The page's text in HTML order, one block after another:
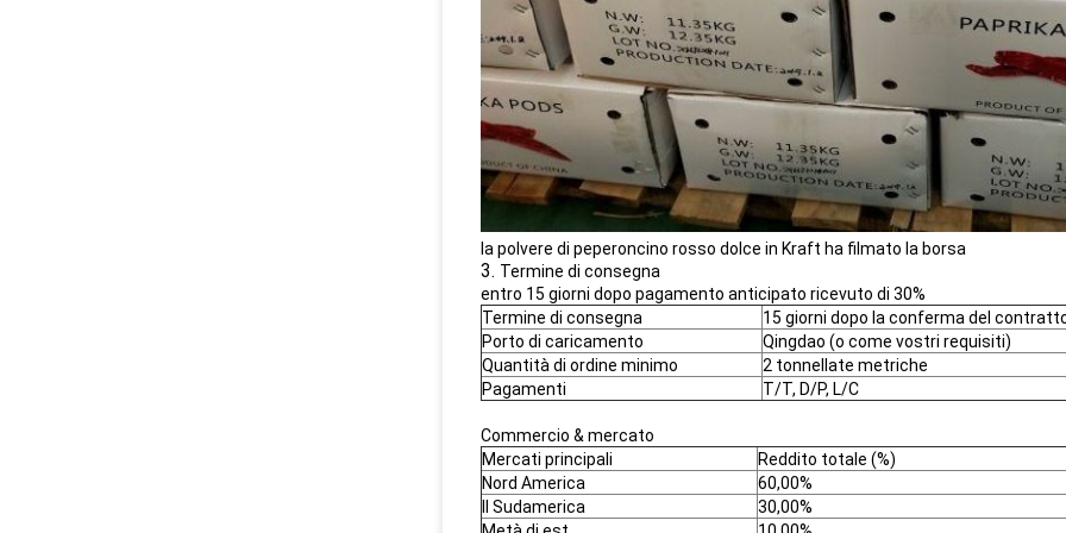
la polvere di peperoncino rosso dolce in Kraft ha filmato la borsa
3. Termine di consegna
entro 15 giorni dopo pagamento anticipato ricevuto di 30%
Termine di consegna
15 giorni dopo la conferma del
Porto di caricamento
Qingdao (o come vostri requisiti)
Quantità di ordine minimo
2 tonnellate metriche
Pagamenti
T/T, D/P, L/C
Commercio & mercato
Mercati principali
Reddito totale (%)
Nord America
60,00%
Il Sudamerica
30,00%